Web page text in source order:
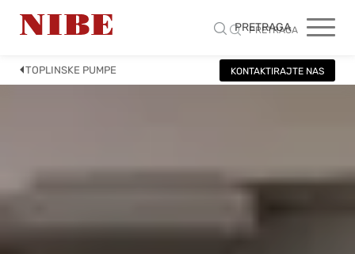
PRETRAGA
PRETRAGA
TOPLINSKE PUMPE KONTAKTIRAJTE NAS